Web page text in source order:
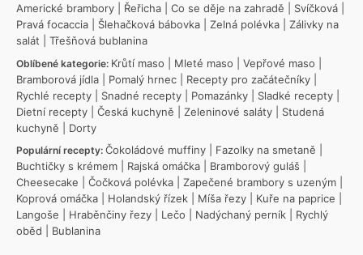
Americké brambory
Řeřicha Co se děje na zahradě Svíčková
Pravá focaccia
Šlehačková bábovka Zelná polévka
Zálivky na
salát
Třešňová bublanina
Oblíbené kategorie: Krůtí maso Mleté maso Vepřové maso
Bramborová jídla
Pomalý hrnec Recepty pro začátečníky
Rychlé recepty
Snadné recepty Pomazánky Sladké recepty
Dietní recepty
Česká kuchyně Zeleninové saláty
Studená
kuchyně
Dorty
Populární recepty: Čokoládové muffiny Fazolky na smetaně
Buchtičky s krémem
Rajská omáčka Bramborový guláš
Cheesecake
Čočková polévka Zapečené brambory s uzeným
Koprová omáčka
Holandský řízek Míša řezy Kuře na paprice
Langoše
Hraběnčiny řezy Lečo Nadýchaný perník
Rychlý
oběd
Bublanina